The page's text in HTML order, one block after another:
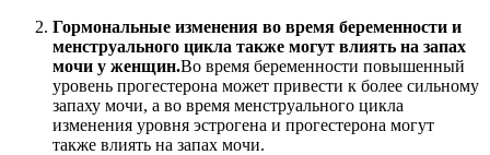
Гормональные изменения во время беременности и
менструального цикла также могут влиять на запах
мочи у женщин.Во время беременности повышенный
уровень прогестерона может привести к более сильному
запаху мочи, а во время менструального цикла
изменения уровня эстрогена и прогестерона могут
также влиять на запах мочи.